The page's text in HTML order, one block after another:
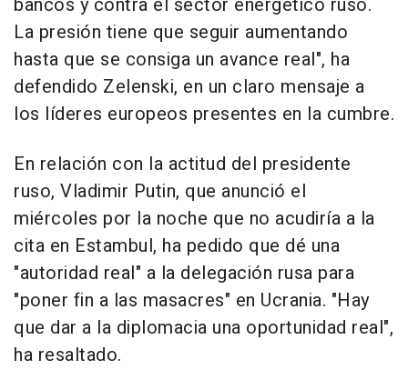
bancos y contra el sector energético ruso.
La presión tiene que seguir aumentando
hasta que se consiga un avance real", ha
defendido Zelenski, en un claro mensaje a
los líderes europeos presentes en la cumbre.
En relación con la actitud del presidente
ruso, Vladimir Putin, que anunció el
miércoles por la noche que no acudiría a la
cita en Estambul, ha pedido que dé una
"autoridad real" a la delegación rusa para
"poner fin a las masacres" en Ucrania. "Hay
que dar a la diplomacia una oportunidad real",
ha resaltado.